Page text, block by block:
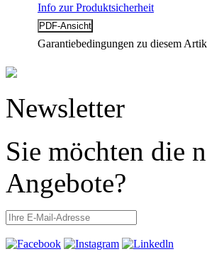
Info zur Produktsicherheit
Garantiebedingungen zu diesem
Newsletter
Sie möchten die
Angebote?